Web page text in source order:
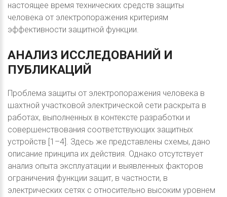
настоящее время технических средств защиты
человека от электропоражения критериям
эффективности защитной функции.
АНАЛИЗ ИССЛЕДОВАНИЙ И
ПУБЛИКАЦИЙ
Проблема защиты от электропоражения человека в
шахтной участковой электрической сети раскрыта в
работах, выполненных в контексте разработки и
совершенствования соответствующих защитных
устройств [1–4]. Здесь же представлены схемы, дано
описание принципа их действия. Однако отсутствует
анализ опыта эксплуатации и выявленных факторов
ограничения функции защит, в частности, в
электрических сетях с относительно высоким уровнем